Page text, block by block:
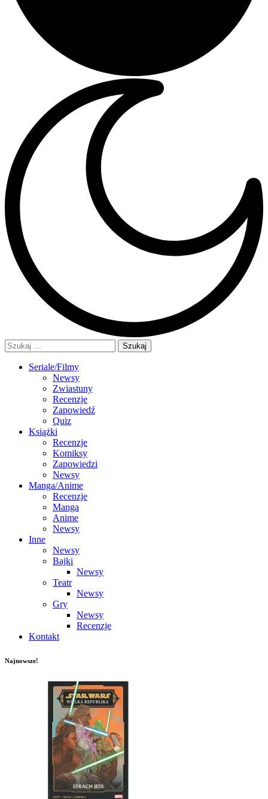
Szukaj:
Seriale/Filmy
Newsy
Zwiastuny
Recenzje
Zapowiedź
Quiz
Książki
Recenzje
Komiksy
Zapowiedzi
Newsy
Manga/Anime
Recenzje
Manga
Anime
Newsy
Inne
Newsy
Bajki
Newsy
Teatr
Newsy
Gry
Newsy
Recenzje
Kontakt
Najnowsze!